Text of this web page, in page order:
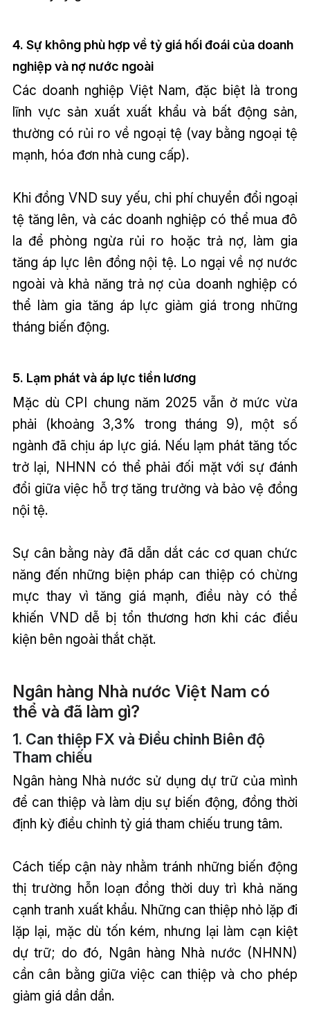
4. Sự không phù hợp về tỷ giá hối đoái của doanh
nghiệp và nợ nước ngoài
Các doanh nghiệp Việt Nam, đặc biệt là trong
lĩnh vực sản xuất xuất khẩu và bất động sản,
thường có rủi ro về ngoại tệ (vay bằng ngoại tệ
mạnh, hóa đơn nhà cung cấp).
Khi đồng VND suy yếu, chi phí chuyển đổi ngoại
tệ tăng lên, và các doanh nghiệp có thể mua đô
la để phòng ngừa rủi ro hoặc trả nợ, làm gia
tăng áp lực lên đồng nội tệ. Lo ngại về nợ nước
ngoài và khả năng trả nợ của doanh nghiệp có
thể làm gia tăng áp lực giảm giá trong những
tháng biến động.
5. Lạm phát và áp lực tiền lương
Mặc dù CPI chung năm 2025 vẫn ở mức vừa
phải (khoảng 3,3% trong tháng 9), một số
ngành đã chịu áp lực giá. Nếu lạm phát tăng tốc
trở lại, NHNN có thể phải đối mặt với sự đánh
đổi giữa việc hỗ trợ tăng trưởng và bảo vệ đồng
nội tệ.
Sự cân bằng này đã dẫn dắt các cơ quan chức
năng đến những biện pháp can thiệp có chừng
mực thay vì tăng giá mạnh, điều này có thể
khiến VND dễ bị tổn thương hơn khi các điều
kiện bên ngoài thắt chặt.
Ngân hàng Nhà nước Việt Nam có
thể và đã làm gì?
1. Can thiệp FX và Điều chỉnh Biên độ
Tham chiếu
Ngân hàng Nhà nước sử dụng dự trữ của mình
để can thiệp và làm dịu sự biến động, đồng thời
định kỳ điều chỉnh tỷ giá tham chiếu trung tâm.
Cách tiếp cận này nhằm tránh những biến động
thị trường hỗn loạn đồng thời duy trì khả năng
cạnh tranh xuất khẩu. Những can thiệp nhỏ lặp đi
lặp lại, mặc dù tốn kém, nhưng lại làm cạn kiệt
dự trữ; do đó, Ngân hàng Nhà nước (NHNN)
cần cân bằng giữa việc can thiệp và cho phép
giảm giá dần dần.